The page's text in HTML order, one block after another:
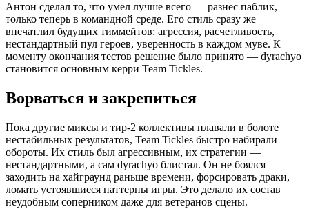
Антон сделал то, что умел лучше всего — разнес паблик,
только теперь в командной среде. Его стиль сразу же
впечатлил будущих тиммейтов: агрессия, расчетливость,
нестандартный пул героев, уверенность в каждом муве. К
моменту окончания тестов решение было принято — dyrachyo
становится основным керри Team Tickles.
Ворваться и закрепиться
Пока другие миксы и тир-2 коллективы плавали в болоте
нестабильных результатов, Team Tickles быстро набирали
обороты. Их стиль был агрессивным, их стратегии —
нестандартными, а сам dyrachyo блистал. Он не боялся
заходить на хайграунд раньше времени, форсировать драки,
ломать устоявшиеся паттерны игры. Это делало их состав
неудобным соперником даже для ветеранов сцены.